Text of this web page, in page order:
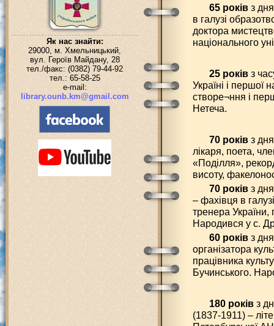
Як нас знайти:
29000, м. Хмельницький,
вул. Героїв Майдану, 28
тел./факс: (0382) 79-44-92
тел.: 65-58-25
e-mail:
library.ounb.km@gmail.com
65 роківз дня
в галузі
доктора
національного
25 роківз
Україні і першої
створе¬ння і
Нетеча.
70 роківз
лікаря, поета,
«Поділля»,
висоту,
70 роківз
– фахівця в
тренера
Народився у с.
60 роківз
організатора
працівника
Бучинського.
180 роківз
(1837-1911) –